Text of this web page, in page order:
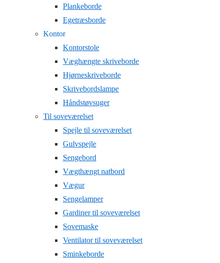
Plankeborde
Egetræsborde
Kontor
Kontorstole
Væghængte skriveborde
Hjørneskriveborde
Skrivebordslampe
Håndstøvsuger
Til soveværelset
Spejle til soveværelset
Gulvspejle
Sengebord
Vægthængt natbord
Vægur
Sengelamper
Gardiner til soveværelset
Sovemaske
Ventilator til soveværelset
Sminkeborde